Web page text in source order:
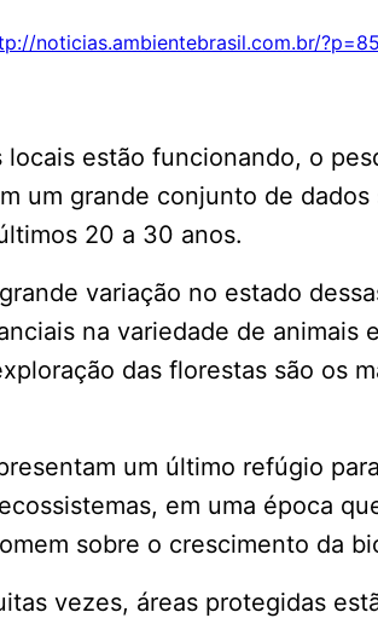
noticias.ambientebrasil.com.br/
locais estão funcionando, o
um grande conjunto de dados
20 a 30 anos.
variação no estado
na variedade de animais
das florestas são os
um último refúgio
em uma época
sobre o crescimento da
vezes, áreas protegidas